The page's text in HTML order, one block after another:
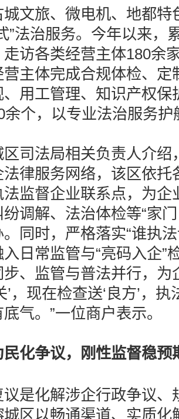
旅、微电机、地都特
”法治服务。今年以来，
访各类经营主体180余
主体完成合规体检、定
用工管理、知识产权保
余个，以专业法治服务
法局相关负责人介绍
律服务网络，该区依托
监督企业联系点，为企
调解、法治体检等“家
同时，严格落实“谁执
日常监管与“亮码入企”
、监管与普法并行，为
’，现在检查送‘良方’，
气。”一位商户表示。
争议，刚性监督稳预
化解涉企行政争议、
城区以畅通渠道、实质化